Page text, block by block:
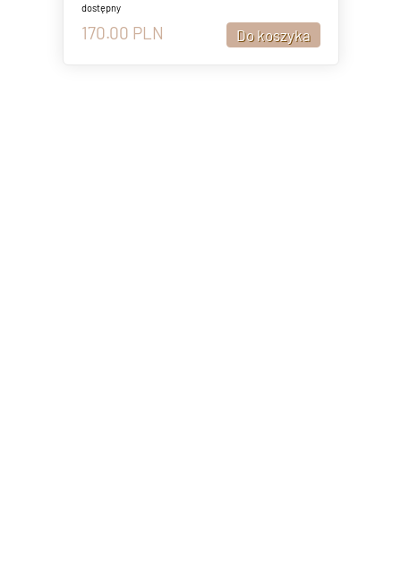
dostępny
170.00 PLN